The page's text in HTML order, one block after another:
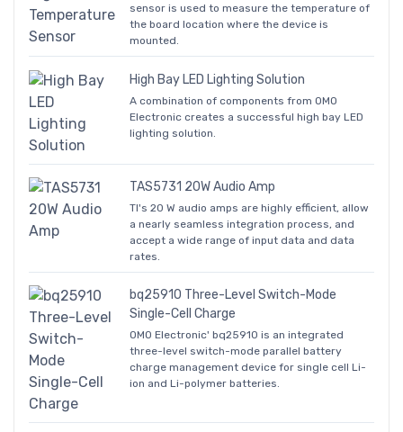
sensor is used to measure the temperature of
the board location where the device is
mounted.
High Bay LED Lighting Solution
A combination of components from OMO
Electronic creates a successful high bay LED
lighting solution.
TAS5731 20W Audio Amp
TI's 20 W audio amps are highly efficient, allow
a nearly seamless integration process, and
accept a wide range of input data and data
rates.
bq25910 Three-Level Switch-Mode
Single-Cell Charge
OMO Electronic' bq25910 is an integrated
three-level switch-mode parallel battery
charge management device for single cell Li-
ion and Li-polymer batteries.